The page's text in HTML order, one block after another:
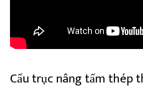
Cẩu trục nâng tấm thép